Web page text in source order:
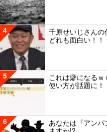
4
千原せいじさんの
どれも面白い！！
5
これは癖になる
使い方が話題に！
6
あなたは『アン